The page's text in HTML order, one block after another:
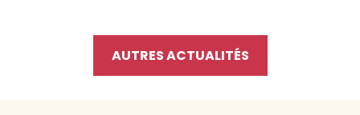
AUTRES ACTUALITÉS